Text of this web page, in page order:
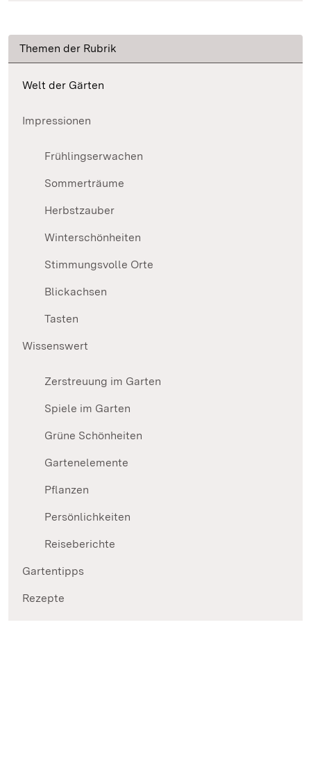
Themen der Rubrik
Welt der Gärten
Impressionen
Frühlingserwachen
Sommerträume
Herbstzauber
Winterschönheiten
Stimmungsvolle Orte
Blickachsen
Tasten
Wissenswert
Zerstreuung im Garten
Spiele im Garten
Grüne Schönheiten
Gartenelemente
Pflanzen
Persönlichkeiten
Reiseberichte
Gartentipps
Rezepte